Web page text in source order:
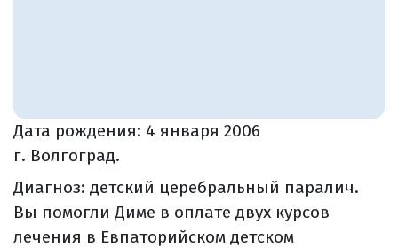
Дата рождения: 4 января 2006
г. Волгоград.
Диагноз: детский церебральный паралич.
Вы помогли Диме в оплате двух курсов
лечения в Евпаторийском детском